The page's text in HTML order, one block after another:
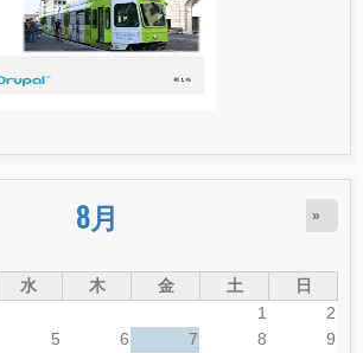
8月 »
水 木 金 土
日
1
2
5 6 7 8
9